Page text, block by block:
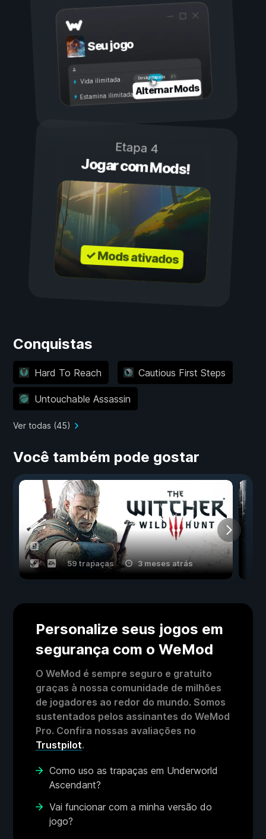
Seu jogo
Ligada
Desligada
Vida ilimitada
Estamina ilimitadaAlternar Mods
Etapa 4
Jogar com Mods!
✓ Mods ativados
Conquistas
Hard To Reach Cautious First Steps
Untouchable Assassin
Ver todas (45)
Você também pode gostar
59 trapaças 3 meses atrás
Personalize seus jogos em
segurança com o WeMod
O WeMod é sempre seguro e gratuito
graças à nossa comunidade de milhões
de jogadores ao redor do mundo. Somos
sustentados pelos assinantes do WeMod
Pro. Confira nossas avaliações no
Trustpilot.
Como uso as trapaças em Underworld
Ascendant?
Vai funcionar com a minha versão do
jogo?